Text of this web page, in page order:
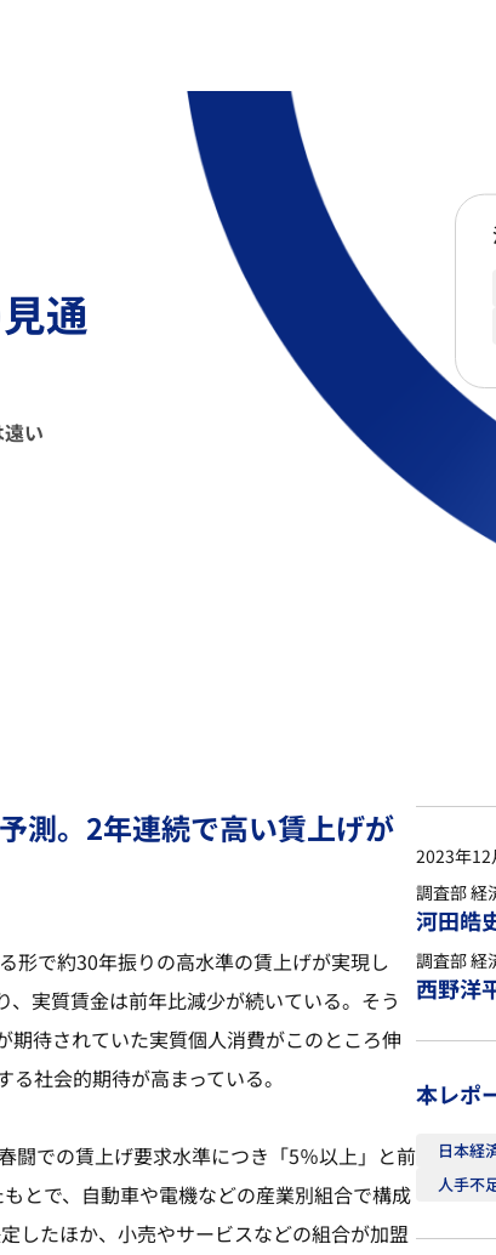
通
い
測。2年連続で高い賃上げが
形で約30年振りの高水準の賃上げが実現し
実質賃金は前年比減少が続いている。そう
期待されていた実質個人消費がこのところ伸
社会的期待が高まっている。
闘での賃上げ要求水準につき「5％以上」と前
とで、自動車や電機などの産業別組合で構成
したほか、小売やサービスなどの組合が加盟
2023年12
調査部 経
河田皓
調査部 経
西野洋
本レポ
日本経
人手不